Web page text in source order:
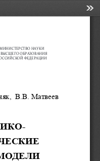
МИНИСТЕРСТВО НАУКИ
ОБРАЗОВАНИЯ
ФЕДЕРАЦИИ
В.В. Матвеев